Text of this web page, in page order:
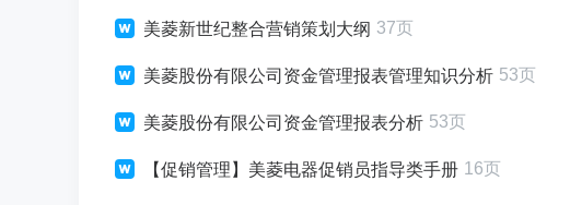
美菱新世纪整合营销策划大纲 37页
美菱股份有限公司资金管理报表管理知识分析 53页
美菱股份有限公司资金管理报表分析 53页
【促销管理】美菱电器促销员指导类手册 16页